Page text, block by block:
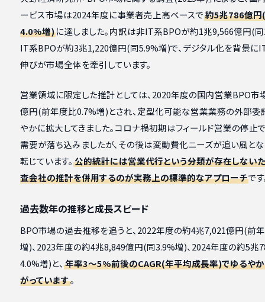
ービス市場は2024年度に事業者売上高ベースで約5兆786億円
4.0%増)に達しました。内訳は非IT系BPOが約1兆9,566億円(同
IT系BPOが約3兆1,220億円(同5.9%増)で、デジタル化を背景に
伸びが市場全体を牽引しています。
営業領域に限定した推計としては、2020年度の国内営業BPO市
億円(前年度比0.7%増)とされ、定型化可能な営業業務の外部委
やかに拡大してきました。コロナ禍初期はフィールド営業の停止
需要が落ち込みましたが、その後は変動費化ニーズが追い風と
転じています。 公的統計には営業代行という分類が存在しない
査会社の推計を併用するのが実務上の標準的なアプローチです
過去数年の推移と成長スピード
BPO市場の過去推移を追うと、2022年度の約4兆7,021億円(前
増)、2023年度の約4兆8,849億円(同3.9%増)、2024年度の約5兆
4.0%増)と、 年率3〜5%前後のCAGR(年平均成長率)でゆるや
がっています。